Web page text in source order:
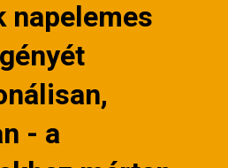
napelemes
- a